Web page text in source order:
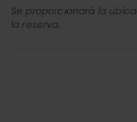
Se proporcionará la
la reserva.